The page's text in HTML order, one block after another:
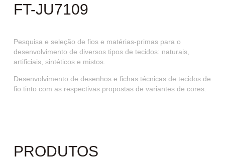
FT-JU7109
Pesquisa e seleção de fios e matérias-primas para o
desenvolvimento de diversos tipos de tecidos: naturais,
artificiais, sintéticos e mistos.
Desenvolvimento de desenhos e fichas técnicas de tecidos de
fio tinto com as respectivas propostas de variantes de cores.
PRODUTOS